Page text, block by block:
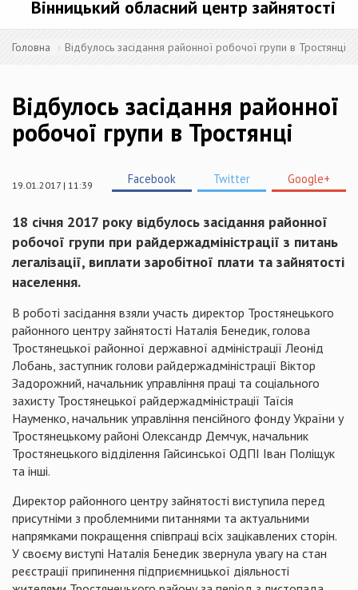
Вінницький обласний центр зайнятості
Головна Відбулось засідання районної робочої групи в Тростянці
Відбулось засідання районної
робочої групи в Тростянці
19.01.2017 | 11:39 Facebook Twitter Google+
18 січня 2017 року відбулось засідання районної
робочої групи при райдержадміністрації з питань
легалізації, виплати заробітної плати та зайнятості
населення.
В роботі засідання взяли участь директор Тростянецького
районного центру зайнятості Наталія Бенедик, голова
Тростянецької районної державної адміністрації Леонід
Лобань, заступник голови райдержадміністрації Віктор
Задорожний, начальник управління праці та соціального
захисту Тростянецької райдержадміністрації Таїсія
Науменко, начальник управління пенсійного фонду України у
Тростянецькому районі Олександр Демчук, начальник
Тростянецького відділення Гайсинської ОДПІ Іван Поліщук
та інші.
Директор районного центру зайнятості виступила перед
присутніми з проблемними питаннями та актуальними
напрямками покращення співпраці всіх зацікавлених сторін.
У своєму виступі Наталія Бенедик звернула увагу на стан
реєстрації припинення підприємницької діяльності